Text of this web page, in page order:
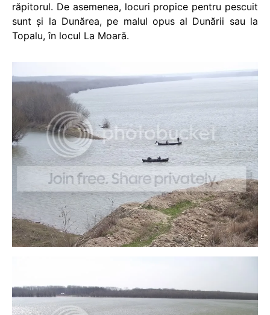
răpitorul. De asemenea, locuri propice pentru pescuit
sunt şi la Dunărea, pe malul opus al Dunării sau la
Topalu, în locul La Moară.